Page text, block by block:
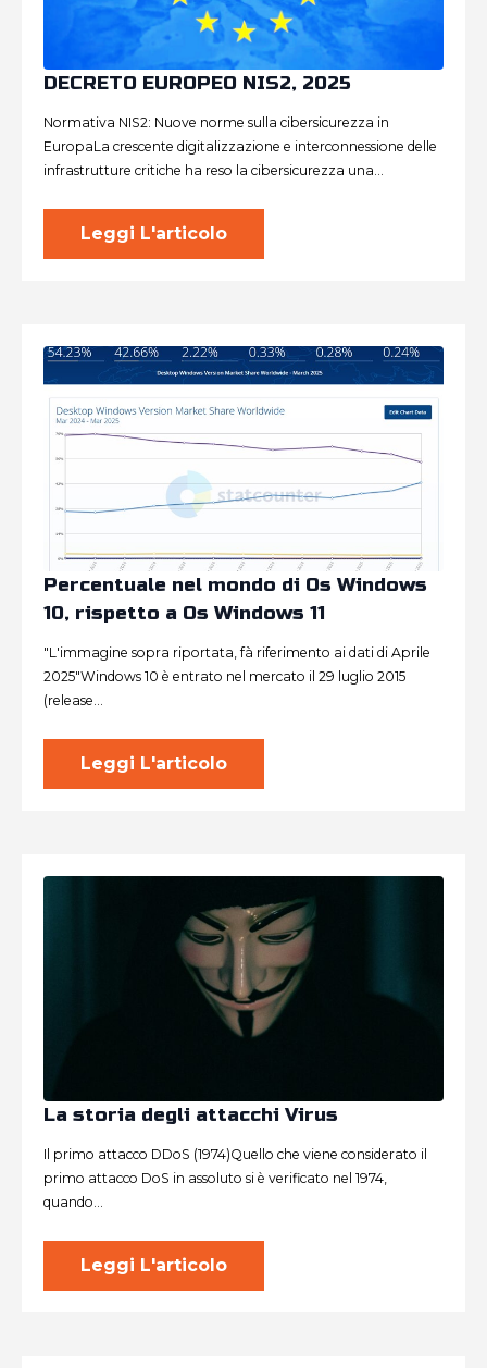
DECRETO EUROPEO NIS2, 2025
Normativa NIS2: Nuove norme sulla cibersicurezza in
EuropaLa crescente digitalizzazione e interconnessione delle
infrastrutture critiche ha reso la cibersicurezza una…
Leggi L'articolo
Percentuale nel mondo di Os Windows
10, rispetto a Os Windows 11
"L'immagine sopra riportata, fà riferimento ai dati di Aprile
2025"Windows 10 è entrato nel mercato il 29 luglio 2015
(release…
Leggi L'articolo
La storia degli attacchi Virus
Il primo attacco DDoS (1974)Quello che viene considerato il
primo attacco DoS in assoluto si è verificato nel 1974,
quando…
Leggi L'articolo